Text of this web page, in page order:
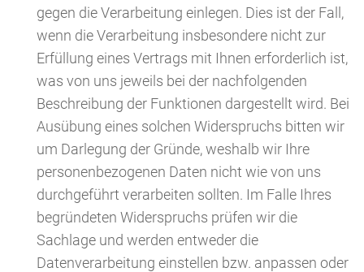
gegen die Verarbeitung einlegen. Dies ist der Fall,
wenn die Verarbeitung insbesondere nicht zur
Erfüllung eines Vertrags mit Ihnen erforderlich ist,
was von uns jeweils bei der nachfolgenden
Beschreibung der Funktionen dargestellt wird. Bei
Ausübung eines solchen Widerspruchs bitten wir
um Darlegung der Gründe, weshalb wir Ihre
personenbezogenen Daten nicht wie von uns
durchgeführt verarbeiten sollten. Im Falle Ihres
begründeten Widerspruchs prüfen wir die
Sachlage und werden entweder die
Datenverarbeitung einstellen bzw. anpassen oder